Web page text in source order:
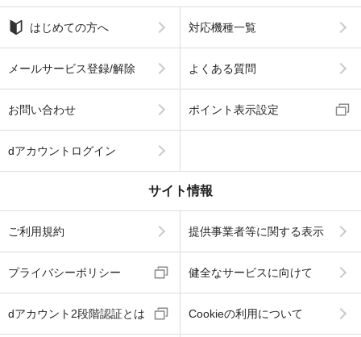
はじめての方へ 対応機種一覧
メールサービス登録/解除 よくある質問
お問い合わせ ポイント表示設定
dアカウントログイン
サイト情報
ご利用規約 提供事業者等に関する表示
プライバシーポリシー 健全なサービスに向けて
dアカウント2段階認証とは Cookieの利用について